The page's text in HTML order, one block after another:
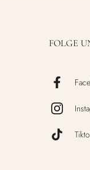
FOLGE